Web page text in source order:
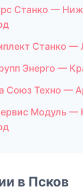
Станко —
Станко —
Энерго —
Союз Техно —
Модуль —
в Псков